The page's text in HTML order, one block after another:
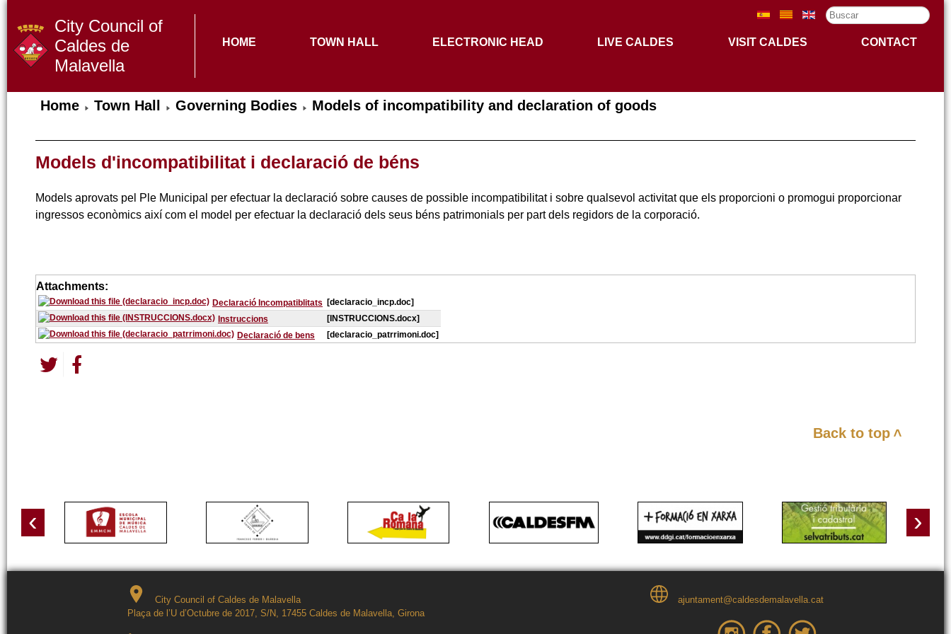
City Council of
Caldes de
Malavella
Search
HOME
TOWN HALL ELECTRONIC HEAD LIVE CALDES VISIT CALDES CONTACT
Home Town Hall Governing Bodies Models of incompatibility and declaration of goods
Models d'incompatibilitat i declaració de béns
Models aprovats pel Ple Municipal per efectuar la declaració sobre causes de possible incompatibilitat i sobre qualsevol activitat que els proporcioni o promogui proporcionar
ingressos econòmics així com el model per efectuar la declaració dels seus béns patrimonials per part dels regidors de la corporació.
Attachments:
Declaració Incompatiblitats [declaracio_incp.doc]
Instruccions
[INSTRUCCIONS.docx]
Declaració de bens
[declaracio_patrrimoni.doc]
Back to top <
‹ ›
City Council of Caldes de Malavella
Plaça de l’U d’Octubre de 2017, S/N, 17455 Caldes de Malavella, Girona
ajuntament@caldesdemalavella.cat